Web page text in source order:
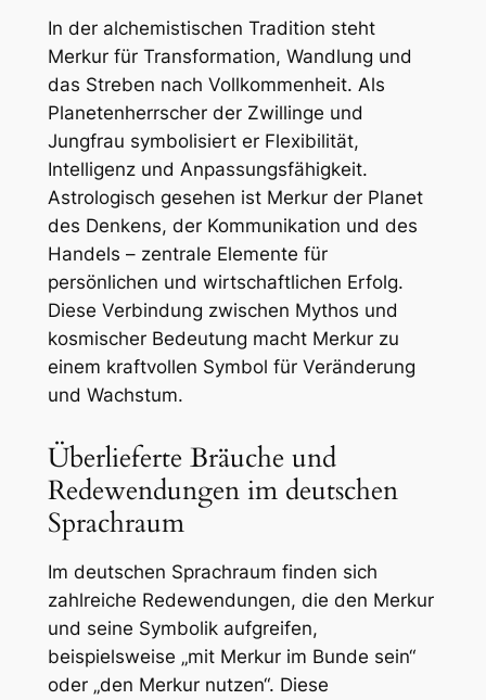
In der alchemistischen Tradition steht
Merkur für Transformation, Wandlung und
das Streben nach Vollkommenheit. Als
Planetenherrscher der Zwillinge und
Jungfrau symbolisiert er Flexibilität,
Intelligenz und Anpassungsfähigkeit.
Astrologisch gesehen ist Merkur der Planet
des Denkens, der Kommunikation und des
Handels – zentrale Elemente für
persönlichen und wirtschaftlichen Erfolg.
Diese Verbindung zwischen Mythos und
kosmischer Bedeutung macht Merkur zu
einem kraftvollen Symbol für Veränderung
und Wachstum.
Überlieferte Bräuche und
Redewendungen im deutschen
Sprachraum
Im deutschen Sprachraum finden sich
zahlreiche Redewendungen, die den Merkur
und seine Symbolik aufgreifen,
beispielsweise „mit Merkur im Bunde sein“
oder „den Merkur nutzen“. Diese